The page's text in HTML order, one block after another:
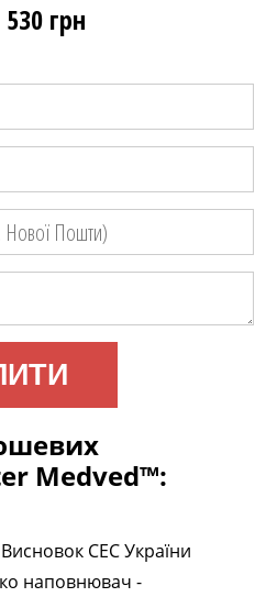
грн
Medved™:
СЕС України
наповнювач -